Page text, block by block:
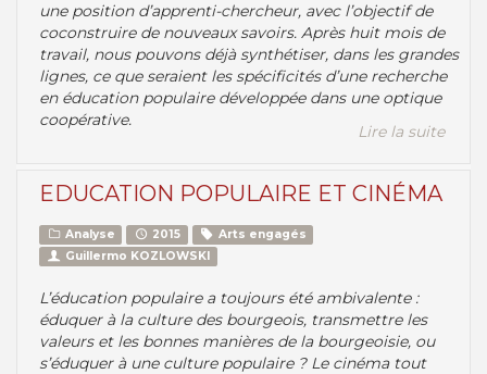
une position d’apprenti-chercheur, avec l’objectif de
coconstruire de nouveaux savoirs. Après huit mois de
travail, nous pouvons déjà synthétiser, dans les grandes
lignes, ce que seraient les spécificités d’une recherche
en éducation populaire développée dans une optique
coopérative.
Lire la suite
EDUCATION POPULAIRE ET CINÉMA
Analyse 2015
Arts engagés
Guillermo KOZLOWSKI
L’éducation populaire a toujours été ambivalente :
éduquer à la culture des bourgeois, transmettre les
valeurs et les bonnes manières de la bourgeoisie, ou
s’éduquer à une culture populaire ? Le cinéma tout